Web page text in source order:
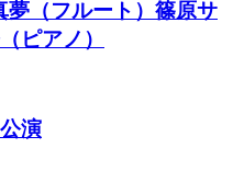
（フルート）篠原サ
ピアノ）
演